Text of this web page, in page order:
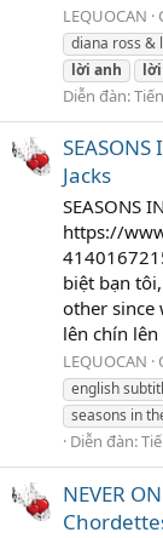
LEQUOCAN
diana ross &
lời anh lời
Diễn đàn:
Jacks
SEASONS
https://
biệt bạn
other since
lên chín
LEQUOCAN
english
seasons in
Diễn đàn:
NEVER